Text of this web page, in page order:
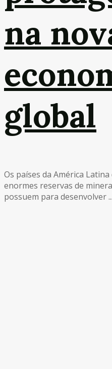
na
global
Os países da América
enormes reservas de
possuem para desenvolver ...